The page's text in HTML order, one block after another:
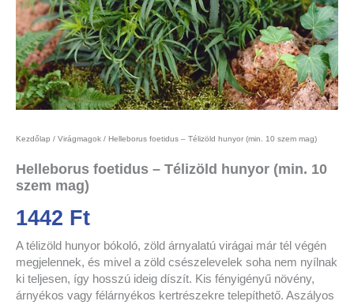
Kezdőlap / Virágmagok / Helleborus foetidus – Télizöld hunyor (min. 10 szem mag)
Helleborus foetidus – Télizöld hunyor (min. 10
szem mag)
1442 Ft
A télizöld hunyor bókoló, zöld árnyalatú virágai már tél végén
megjelennek, és mivel a zöld csészelevelek soha nem nyílnak
ki teljesen, így hosszú ideig díszít. Kis fényigényű növény,
árnyékos vagy félárnyékos kertrészekre telepíthető. Aszályos